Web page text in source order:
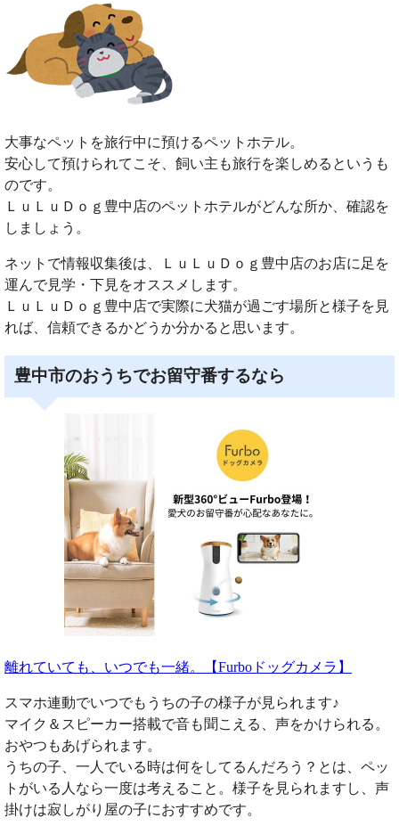
大事なペットを旅行中に預けるペットホテル。
安心して預けられてこそ、飼い主も旅行を楽しめるというも
のです。
ＬｕＬｕＤｏｇ豊中店のペットホテルがどんな所か、確認を
しましょう。
ネットで情報収集後は、ＬｕＬｕＤｏｇ豊中店のお店に足を
運んで見学・下見をオススメします。
ＬｕＬｕＤｏｇ豊中店で実際に犬猫が過ごす場所と様子を見
れば、信頼できるかどうか分かると思います。
豊中市のおうちでお留守番するなら
離れていても、いつでも一緒。【Furboドッグカメラ】
スマホ連動でいつでもうちの子の様子が見られます♪
マイク＆スピーカー搭載で音も聞こえる、声をかけられる。
おやつもあげられます。
うちの子、一人でいる時は何をしてるんだろう？とは、ペッ
トがいる人なら一度は考えること。様子を見られますし、声
掛けは寂しがり屋の子におすすめです。